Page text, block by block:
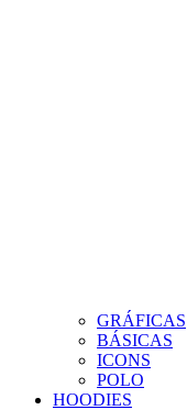
GRÁFICAS
BÁSICAS
ICONS
POLO
HOODIES